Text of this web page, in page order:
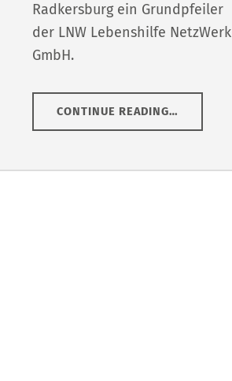
Radkersburg ein Grundpfeiler
der LNW Lebenshilfe NetzWerk
GmbH.
CONTINUE READING…